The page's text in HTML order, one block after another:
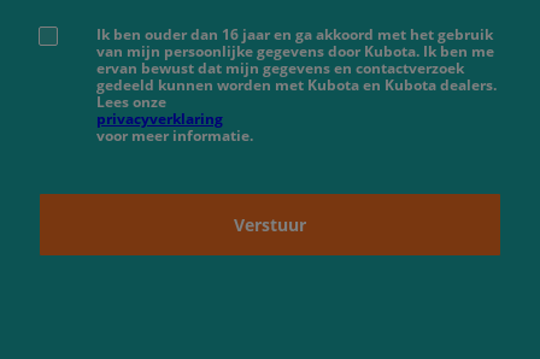
Ik ben ouder dan 16 jaar en ga akkoord met het gebruik
van mijn persoonlijke gegevens door Kubota. Ik ben me
ervan bewust dat mijn gegevens en contactverzoek
gedeeld kunnen worden met Kubota en Kubota dealers.
Lees onze
privacyverklaring
voor meer informatie.
Verstuur